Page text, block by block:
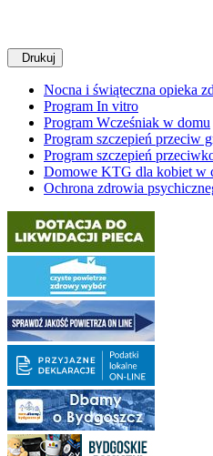
Drukuj
Nocna i świąteczna opieka
Program In vitro
Program Wcześniak w domu
Program szczepień przeciw
Program szczepień
Domowe KTG dla kobiet w
Ochrona zdrowia